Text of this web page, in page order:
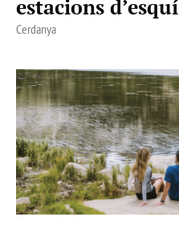
estacions d’esquí
Cerdanya